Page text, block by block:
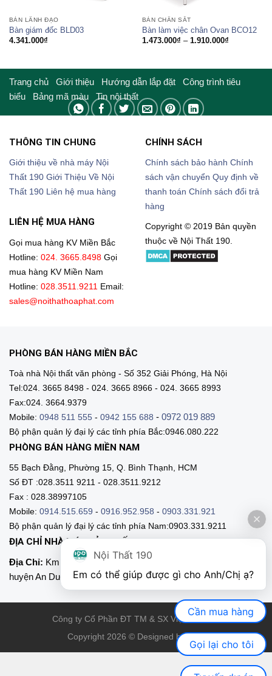
BÀN LÃNH ĐẠO
Bàn giám đốc BLD03
4.341.000₫
BÀN CHÂN SẮT
Bàn làm việc chân Ovan BCO12
1.473.000₫ – 1.910.000₫Khoảng
đến
Trang chủ Giới thiệu Hướng dẫn lắp đặt Công trình tiêu
biểu
Bảng mã màu Tin nội thất
THÔNG TIN CHUNG
Giới thiệu về nhà máy Nội
Thất 190 Giới Thiệu Về Nội
Thất 190 Liên hệ mua hàng
CHÍNH SÁCH
Chính sách bảo hành Chính
sách vận chuyển Quy định về
thanh toán Chính sách đổi trả
hàng
LIÊN HỆ MUA HÀNG
Gọi mua hàng KV Miền Bắc
Hotline: 024. 3665.8498 Gọi
mua hàng KV Miền Nam
Hotline: 028.3511.9211 Email:
sales@noithathoaphat.com
Copyright © 2019 Bản quyền
thuộc về Nội Thất 190.
PHÒNG BÁN HÀNG MIỀN BẮC
Toà nhà Nội thất văn phòng - Số 352 Giải Phóng, Hà Nội
Tel:024. 3665 8498 - 024. 3665 8966 - 024. 3665 8993
Fax:024. 3664.9379
Mobile: 0948 511 555 - 0942 155 688 - 0972 019 889
Bộ phận quản lý đại lý các tỉnh phía Bắc:0946.080.222
PHÒNG BÁN HÀNG MIỀN NAM
55 Bạch Đằng, Phường 15, Q. Bình Thạnh, HCM
Số ĐT :028.3511 9211 - 028.3511.9212
Fax : 028.38997105
Mobile: 0914.515.659 - 0916.952.958 - 0903.331.921
Bộ phận quản lý đại lý các tỉnh phía Nam:0903.331.9211
ĐỊA CHỈ NHÀ MÁY SẢN XUẤT
Địa Chỉ: Km 89, Quốc lộ 5 , Thôn Mỹ Tranh, xã Nam Sơn,
huyện An Dương, Hải Phòng
Công ty Cổ Phần ĐT TM & SX Việt Nội Thất
Copyright 2026 © Designed by VNT
Nội Thất 190
Cần mua hàng
Gọi lại cho tôi